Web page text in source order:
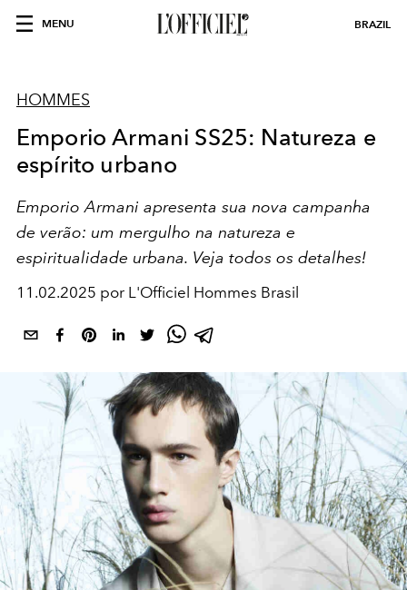
MENU BRAZIL
HOMMES
Emporio Armani SS25: Natureza e
espírito urbano
Emporio Armani apresenta sua nova campanha
de verão: um mergulho na natureza e
espiritualidade urbana. Veja todos os detalhes!
11.02.2025 por L'Officiel Hommes Brasil